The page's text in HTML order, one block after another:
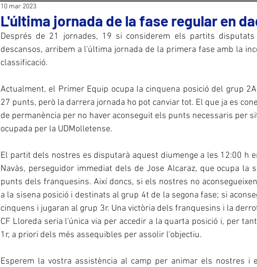
L'última jornada de la fase regular en
10 mar 2023
Després de 21 jornades, 19 si considerem els partits
descansos, arribem a l'última jornada de la primera fase amb la
classificació.
Actualment, el Primer Equip ocupa la cinquena posició del grup
27 punts, però la darrera jornada ho pot canviar tot. El que ja es
de permanència per no haver aconseguit els punts necessaris per
ocupada per la UDMolletense.
El partit dels nostres es disputarà aquest diumenge a les 12:00 h
Navàs, perseguidor immediat dels de Jose Alcaraz, que ocupa la
punts dels franquesins. Així doncs, si els nostres no
a la sisena posició i destinats al grup 4t de la segona fase; si
cinquens i jugaran al grup 3r. Una victòria dels franquesins i la
CF Lloreda seria l'única via per accedir a la quarta posició i, per
1r, a priori dels més assequibles per assolir l'objectiu.
Esperem la vostra assistència al camp per animar els nostres i